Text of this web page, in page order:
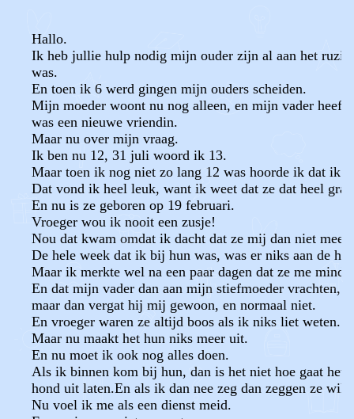
Hallo.
Ik heb jullie hulp nodig mijn ouder zijn al aan het
was.
En toen ik 6 werd gingen mijn ouders scheiden.
Mijn moeder woont nu nog alleen, en mijn vader heeft
was een nieuwe vriendin.
Maar nu over mijn vraag.
Ik ben nu 12, 31 juli woord ik 13.
Maar toen ik nog niet zo lang 12 was hoorde ik dat ik
Dat vond ik heel leuk, want ik weet dat ze dat heel
En nu is ze geboren op 19 februari.
Vroeger wou ik nooit een zusje!
Nou dat kwam omdat ik dacht dat ze mij dan niet meer
De hele week dat ik bij hun was, was er niks aan de
Maar ik merkte wel na een paar dagen dat ze me
En dat mijn vader dan aan mijn stiefmoeder vrachten,
maar dan vergat hij mij gewoon, en normaal niet.
En vroeger waren ze altijd boos als ik niks liet weten.
Maar nu maakt het hun niks meer uit.
En nu moet ik ook nog alles doen.
Als ik binnen kom bij hun, dan is het niet hoe gaat het
hond uit laten.En als ik dan nee zeg dan zeggen ze wil
Nu voel ik me als een dienst meid.